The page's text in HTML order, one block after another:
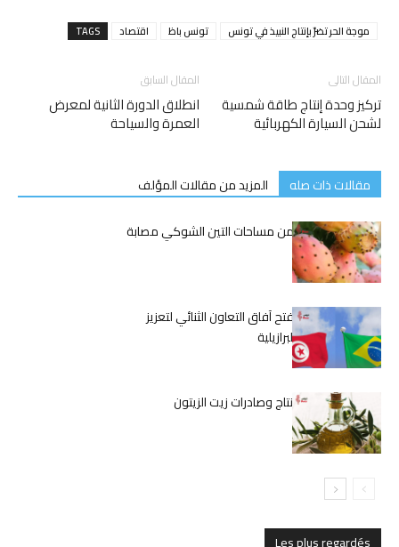
TAGS اقتصاد تونس باظ موجة الحر تضرّ بإنتاج النبيذ في تونس
المقال السابق
انطلاق الدورة الثانية لمعرض
العمرة والسياحة
المقال التالى
تركيز وحدة إنتاج طاقة شمسية
لشحن السيارة الكهربائية
مقالات ذات صله
المزيد من مقالات المؤلف
المحفوظي: 50% من مساحات التين الشوكي مصابة
بالحشرة القرمزية
منتدى اقتصادي يفتح آفاق التعاون الثنائي لتعزيز
الشراكة التونسية البرازيلية
زيادة قياسية في إنتاج وصادرات زيت الزيتون
Les plus regardés